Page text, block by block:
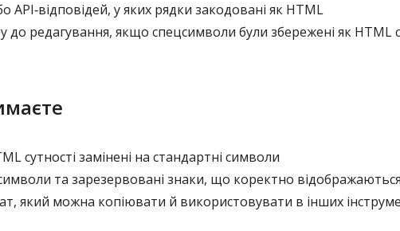
API‑відповідей, у яких рядки закодовані як HTML
до редагування, якщо спецсимволи були збережені як HTML
сутності замінені на стандартні символи
та зарезервовані знаки, що коректно відображаються
який можна копіювати й використовувати в інших